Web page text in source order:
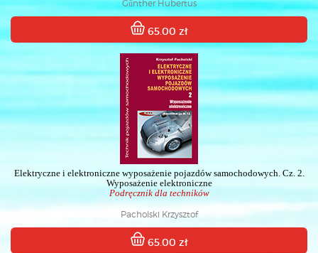
Gűnther Hubertus
65.00 zł
Elektryczne i elektroniczne wyposażenie pojazdów samochodowych. Cz. 2.
Wyposażenie elektroniczne
Podręcznik dla techników
Pacholski Krzysztof
65.00 zł